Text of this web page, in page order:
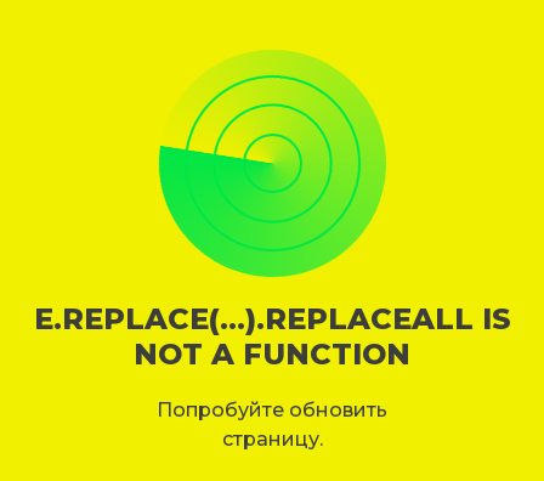
E.REPLACE(...).REPLACEALL IS
NOT A FUNCTION
Попробуйте обновить
страницу.